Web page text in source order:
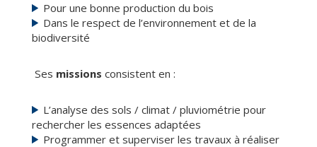
Pour une bonne production du bois
Dans le respect de l’environnement et de la
biodiversité
Ses missions consistent en :
L’analyse des sols / climat / pluviométrie pour
rechercher les essences adaptées
Programmer et superviser les travaux à réaliser